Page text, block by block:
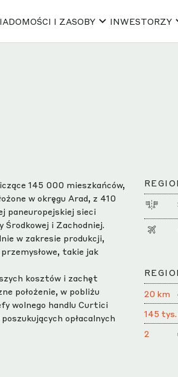
I ZASOBY INWESTORZY
145 000 mieszkańców,
w okręgu Arad, z 410
paneuropejskiej sieci
Środkowej i Zachodniej.
w zakresie produkcji,
takie jak
kosztów i zachęt
położenie, w pobliżu
wolnego handlu Curtici
opłacalnych
20 km
145 tys.
2